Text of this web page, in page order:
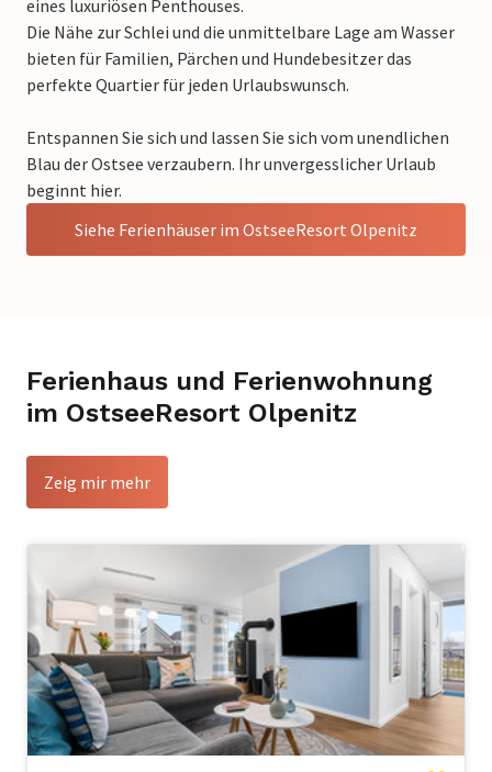
eines luxuriösen Penthouses.
Die Nähe zur Schlei und die unmittelbare Lage am Wasser
bieten für Familien, Pärchen und Hundebesitzer das
perfekte Quartier für jeden Urlaubswunsch.
Entspannen Sie sich und lassen Sie sich vom unendlichen
Blau der Ostsee verzaubern. Ihr unvergesslicher Urlaub
beginnt hier.
Siehe Ferienhäuser im OstseeResort Olpenitz
Ferienhaus und Ferienwohnung
im OstseeResort Olpenitz
Zeig mir mehr